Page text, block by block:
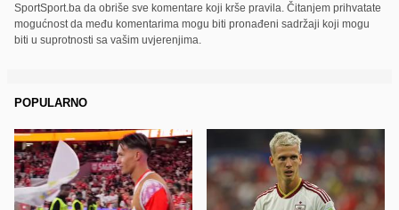
SportSport.ba da obriše sve komentare koji krše pravila. Čitanjem prihvatate
mogućnost da među komentarima mogu biti pronađeni sadržaji koji mogu
biti u suprotnosti sa vašim uvjerenjima.
POPULARNO